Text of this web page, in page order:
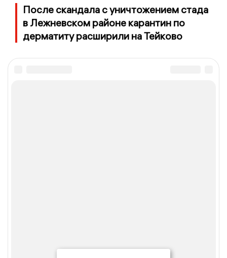
После скандала с уничтожением стада
в Лежневском районе карантин по
дерматиту расширили на Тейково